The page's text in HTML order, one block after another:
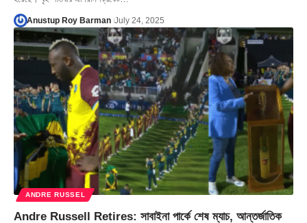
Anustup Roy Barman July 24, 2025
ANDRE RUSSEL
Andre Russell Retires: সাবাইনা পার্কে শেষ ম্যাচ, আন্তর্জাতিক